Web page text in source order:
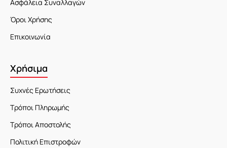
Ασφάλεια Συναλλαγών
Όροι Χρήσης
Επικοινωνία
Χρήσιμα
Συχνές Ερωτήσεις
Τρόποι Πληρωμής
Τρόποι Αποστολής
Πολιτική Επιστροφών